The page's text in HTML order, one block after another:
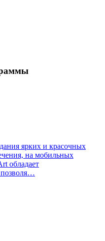
ярких и красочных
на мобильных
обладает
позволя…